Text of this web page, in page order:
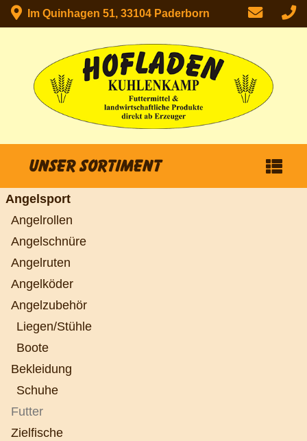
Im Quinhagen 51, 33104 Paderborn
Unser Sortiment
Angelsport
Angelrollen
Angelschnüre
Angelruten
Angelköder
Angelzubehör
Liegen/Stühle
Boote
Bekleidung
Schuhe
Futter
Zielfische